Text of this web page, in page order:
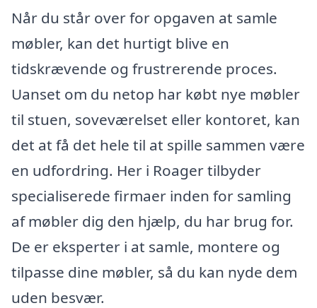
Når du står over for opgaven at samle
møbler, kan det hurtigt blive en
tidskrævende og frustrerende proces.
Uanset om du netop har købt nye møbler
til stuen, soveværelset eller kontoret, kan
det at få det hele til at spille sammen være
en udfordring. Her i Roager tilbyder
specialiserede firmaer inden for samling
af møbler dig den hjælp, du har brug for.
De er eksperter i at samle, montere og
tilpasse dine møbler, så du kan nyde dem
uden besvær.